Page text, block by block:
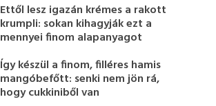
Ettől lesz igazán krémes a rakott
krumpli: sokan kihagyják ezt a
mennyei finom alapanyagot
Így készül a finom, filléres hamis
mangóbefőtt: senki nem jön rá,
hogy cukkiniből van